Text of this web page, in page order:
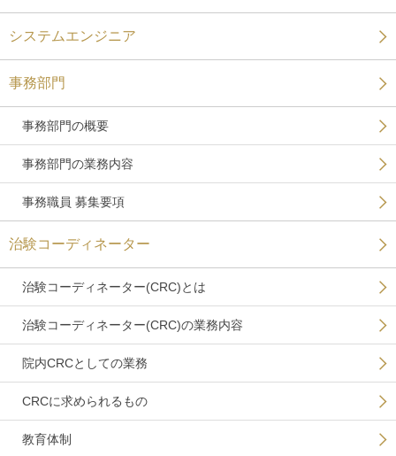
システムエンジニア
事務部門
事務部門の概要
事務部門の業務内容
事務職員 募集要項
治験コーディネーター
治験コーディネーター(CRC)とは
治験コーディネーター(CRC)の業務内容
院内CRCとしての業務
CRCに求められるもの
教育体制